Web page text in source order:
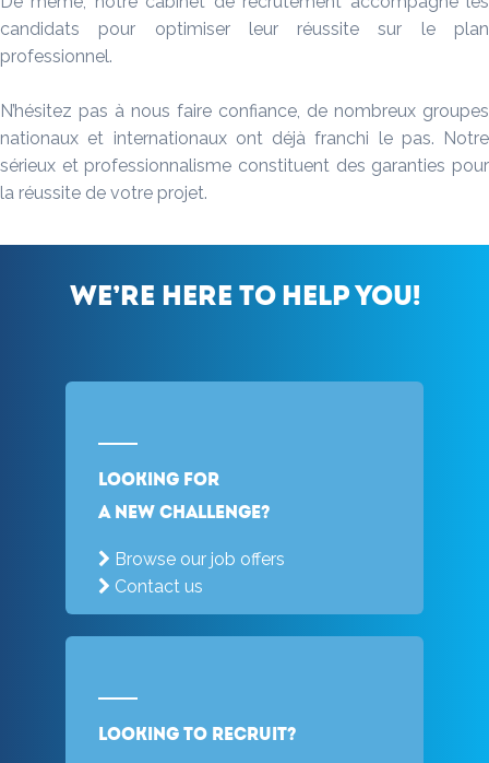
candidats pour optimiser leur réussite sur le plan
professionnel.
N’hésitez pas à nous faire confiance, de nombreux groupes
nationaux et internationaux ont déjà franchi le pas. Notre
sérieux et professionnalisme constituent des garanties pour
la réussite de votre projet.
We’re here to help you!
Looking for
a new challenge?
Browse our job offers
Contact us
Looking to recruit?